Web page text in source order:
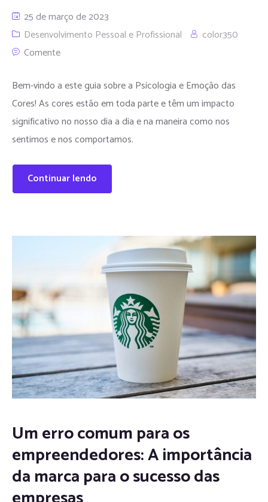
25 de março de 2023
Desenvolvimento Pessoal e Profissional
color350
Comente
Bem-vindo a este guia sobre a Psicologia e Emoção das
Cores! As cores estão em toda parte e têm um impacto
significativo no nosso dia a dia e na maneira como nos
sentimos e nos comportamos.
Continuar lendo
Um erro comum para os
empreendedores: A importância
da marca para o sucesso das